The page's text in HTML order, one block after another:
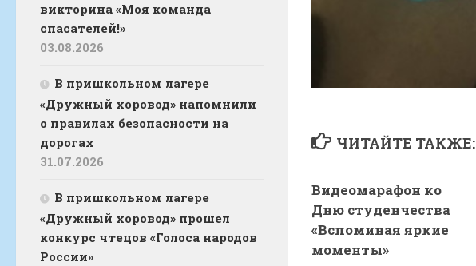
ЧИТАЙТЕ ТАКЖЕ:
Видеомарафон ко
Дню студенчества
«Вспоминая яркие
моменты»
викторина «Моя команда
спасателей!»
03.08.2026
В пришкольном лагере
«Дружный хоровод» напомнили
о правилах безопасности на
дорогах
31.07.2026
В пришкольном лагере
«Дружный хоровод» прошел
конкурс чтецов «Голоса народов
России»